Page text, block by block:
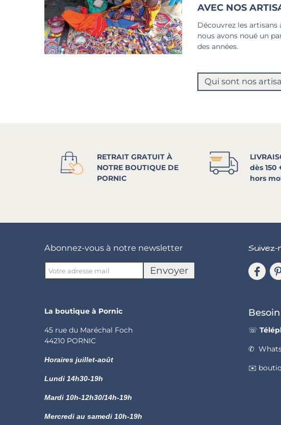
AVEC NOS
Découvrez les artisans
nous avons noué un
des années.
Qui sont nos
RETRAIT GRATUIT À
NOTRE BOUTIQUE DE
PORNIC
dès
hors
Abonnez-vous à notre newsletter
Envoyer
Suivez-
La boutique à Pornic
45 rue du Maréchal Foch
44210 PORNIC
Horaires juillet-août
Lundi 14h30-19h
Mardi 10h-12h30/14h-19h
Mercredi au samedi 10h-19h
☏
✆
✉️